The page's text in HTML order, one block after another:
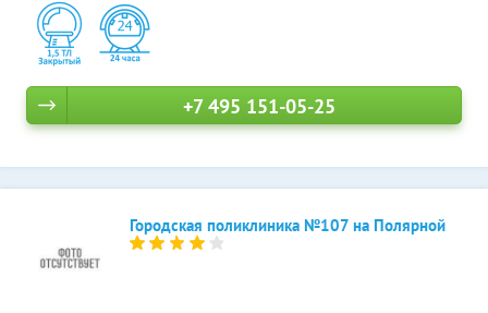
+7 495 151-05-25
Городская поликлиника №107 на Полярной